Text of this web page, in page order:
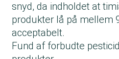
snyd, da indholdet at
produkter lå på mellem
acceptabelt.
Fund af forbudte